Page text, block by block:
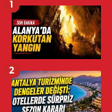
1
2